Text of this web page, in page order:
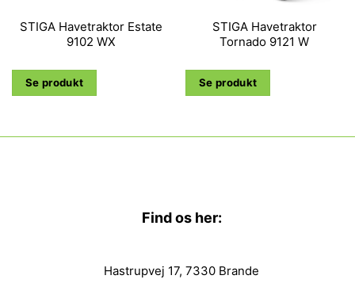
STIGA Havetraktor Estate
9102 WX
Se produkt
STIGA Havetraktor
Tornado 9121 W
Se produkt
Find os her:
Hastrupvej 17, 7330 Brande